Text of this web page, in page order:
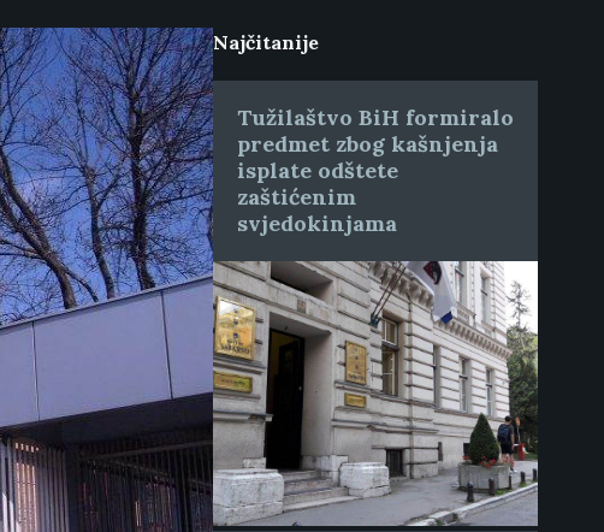
Najčitanije
Tužilaštvo BiH formiralo
predmet zbog kašnjenja
isplate odštete
zaštićenim
svjedokinjama